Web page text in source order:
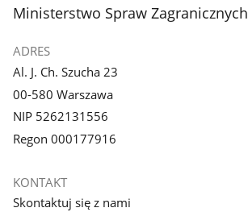
stopka
Ministerstwo Spraw Zagranicznych
ADRES
Al. J. Ch. Szucha 23
00-580 Warszawa
NIP 5262131556
Regon 000177916
KONTAKT
Skontaktuj się z nami